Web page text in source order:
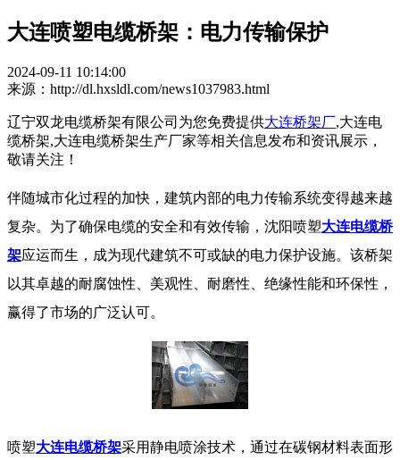
大连喷塑电缆桥架：电力传输保护
2024-09-11 10:14:00
来源：http://dl.hxsldl.com/news1037983.html
辽宁双龙电缆桥架有限公司为您免费提供大连桥架厂,大连电
缆桥架,大连电缆桥架生产厂家等相关信息发布和资讯展示，
敬请关注！
伴随城市化过程的加快，建筑内部的电力传输系统变得越来越
复杂。为了确保电缆的安全和有效传输，沈阳喷塑大连电缆桥
架应运而生，成为现代建筑不可或缺的电力保护设施。该桥架
以其卓越的耐腐蚀性、美观性、耐磨性、绝缘性能和环保性，
赢得了市场的广泛认可。
喷塑大连电缆桥架采用静电喷涂技术，通过在碳钢材料表面形